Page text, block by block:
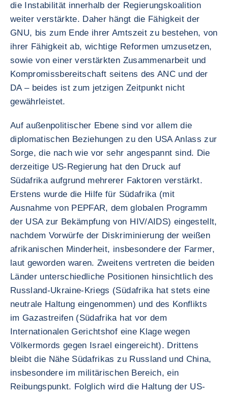
die Instabilität innerhalb der Regierungskoalition
weiter verstärkte. Daher hängt die Fähigkeit der
GNU, bis zum Ende ihrer Amtszeit zu bestehen, von
ihrer Fähigkeit ab, wichtige Reformen umzusetzen,
sowie von einer verstärkten Zusammenarbeit und
Kompromissbereitschaft seitens des ANC und der
DA – beides ist zum jetzigen Zeitpunkt nicht
gewährleistet.
Auf außenpolitischer Ebene sind vor allem die
diplomatischen Beziehungen zu den USA Anlass zur
Sorge, die nach wie vor sehr angespannt sind. Die
derzeitige US-Regierung hat den Druck auf
Südafrika aufgrund mehrerer Faktoren verstärkt.
Erstens wurde die Hilfe für Südafrika (mit
Ausnahme von PEPFAR, dem globalen Programm
der USA zur Bekämpfung von HIV/AIDS) eingestellt,
nachdem Vorwürfe der Diskriminierung der weißen
afrikanischen Minderheit, insbesondere der Farmer,
laut geworden waren. Zweitens vertreten die beiden
Länder unterschiedliche Positionen hinsichtlich des
Russland-Ukraine-Kriegs (Südafrika hat stets eine
neutrale Haltung eingenommen) und des Konflikts
im Gazastreifen (Südafrika hat vor dem
Internationalen Gerichtshof eine Klage wegen
Völkermords gegen Israel eingereicht). Drittens
bleibt die Nähe Südafrikas zu Russland und China,
insbesondere im militärischen Bereich, ein
Reibungspunkt. Folglich wird die Haltung der US-